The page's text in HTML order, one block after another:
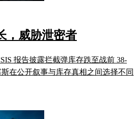
，威胁泄密者
报告披露拦截弹库存跌至战前 38-
在公开叙事与库存真相之间选择不同